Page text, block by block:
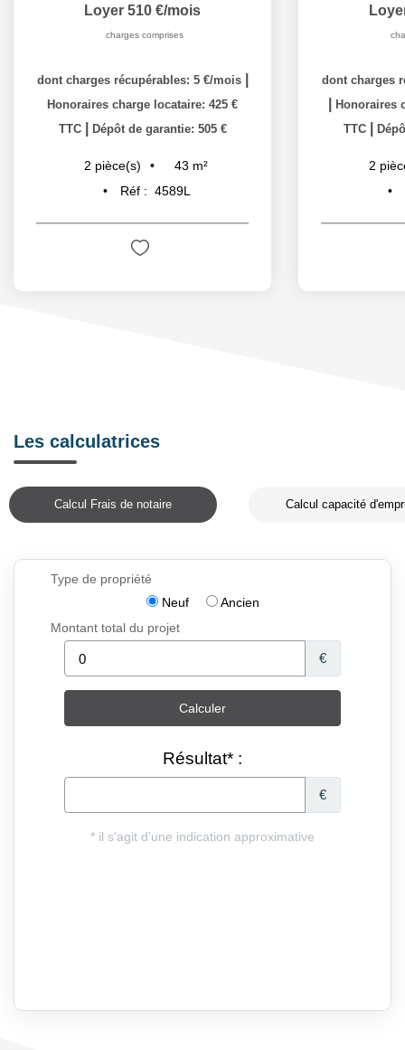
Loyer 510 €/mois
charges comprises
dont charges récupérables: 5 €/mois
Honoraires charge locataire: 425 €
TTC
Dépôt de garantie: 505 €
2 pièce(s) 43 m²
Réf : 4589L
dont charges
Honoraires
TTC
2
Les calculatrices
Calcul Frais de notaire Calcul capacité